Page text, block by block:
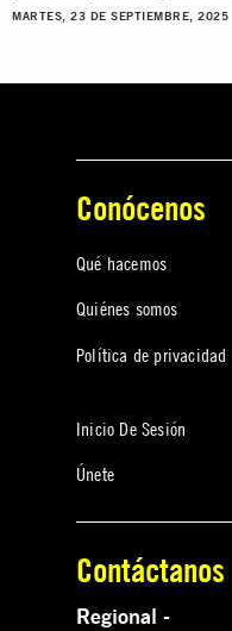
MARTES, 23 DE SEPTIEMBRE, 2025
Conócenos
Qué hacemos
Quiénes somos
Política de privacidad
Inicio De Sesión
Únete
Contáctanos
Regional -